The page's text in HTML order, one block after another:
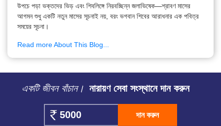
উপচে পড়া ভক্তদের ভিড় এবং শিবলিঙ্গে নিরবচ্ছিন্ন জলাভিষেক—শ্রাবণ মাসের
আগমন শুধু একটি নতুন মাসের সূচনাই নয়, বরং ভগবান শিবের আরাধনার এক পবিত্র
সময়ের সূচনা।
Read more About This Blog...
একটি জীবন বাঁচান। নারায়ণ সেবা সংস্থানে দান করুন
দান করুন